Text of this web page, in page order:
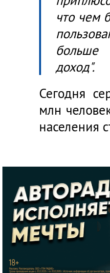
что чем
больше
доход".
Сегодня
млн
населения